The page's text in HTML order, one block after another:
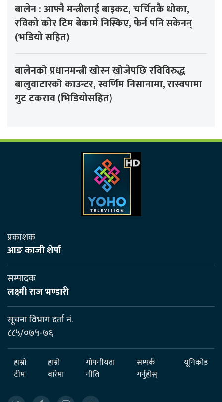
बालेन : आफ्नै मन्त्रीलाई बाइकट, चर्चितकै धोका,
रविको कोर टिम बेकामे निस्किए, फेर्न पनि सकेनन्
(भडियो सहित)
बालेनको प्रधानमन्त्री खोस्न खोजेपछि रविविरुद्ध
बालुवाटारको काउन्टर, स्वर्णिम निसानामा, रास्वपामा
गुट टकराव (भिडियोसहित)
प्रकाशक
आङ काजी शेर्पा
सम्पादक
लक्ष्मी राज भण्डारी
सूचना विभाग दर्ता नं.
८८५/०७५-७६
हाम्रो
टीम
हाम्रो
बारेमा
गोपनीयता
नीति
सम्पर्क
गर्नुहोस्
यूनिकोड